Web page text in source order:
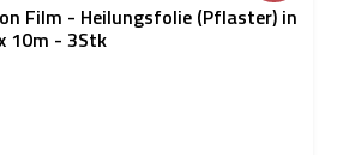
Film - Heilungsfolie (Pflaster) in
10m - 3Stk